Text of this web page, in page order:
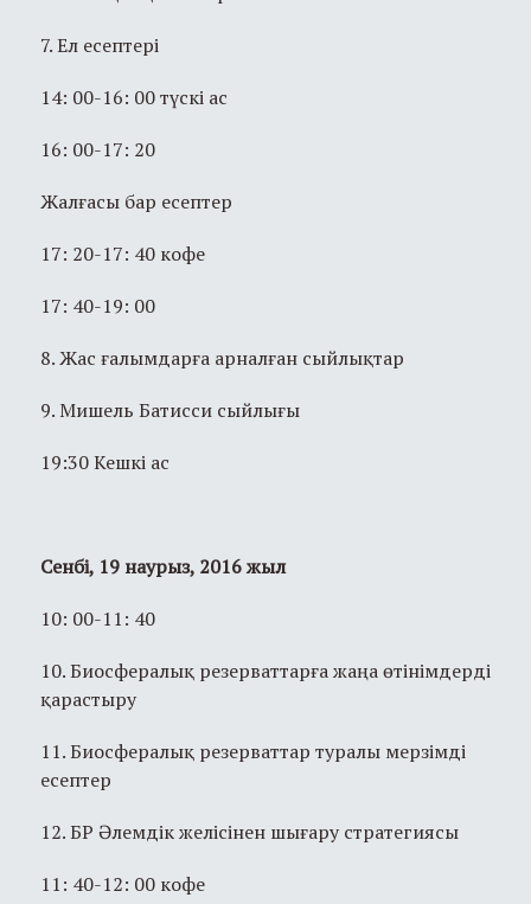
7. Ел есептері
14: 00-16: 00 түскі ас
16: 00-17: 20
Жалғасы бар есептер
17: 20-17: 40 кофе
17: 40-19: 00
8. Жас ғалымдарға арналған сыйлықтар
9. Мишель Батисси сыйлығы
19:30 Кешкі ас
Сенбі, 19 наурыз, 2016 жыл
10: 00-11: 40
10. Биосфералық резерваттарға жаңа өтінімдерді
қарастыру
11. Биосфералық резерваттар туралы мерзімді
есептер
12. БР Әлемдік желісінен шығару стратегиясы
11: 40-12: 00 кофе